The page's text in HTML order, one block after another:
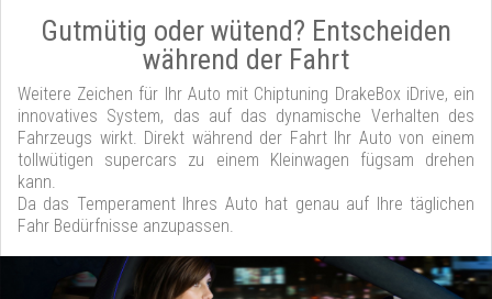
Gutmütig oder wütend? Entscheiden
während der Fahrt
Weitere Zeichen für Ihr Auto mit Chiptuning DrakeBox iDrive, ein
innovatives System, das auf das dynamische Verhalten des
Fahrzeugs wirkt. Direkt während der Fahrt Ihr Auto von einem
tollwütigen supercars zu einem Kleinwagen fügsam drehen
kann.
Da das Temperament Ihres Auto hat genau auf Ihre täglichen
Fahr Bedürfnisse anzupassen.